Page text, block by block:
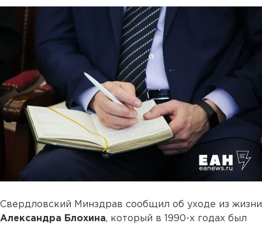
Свердловский Минздрав сообщил об уходе из жизни
Александра Блохина, который в 1990-х годах был